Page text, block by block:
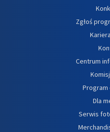
Zgłoś
Centrum
Program
Dla
Serwis